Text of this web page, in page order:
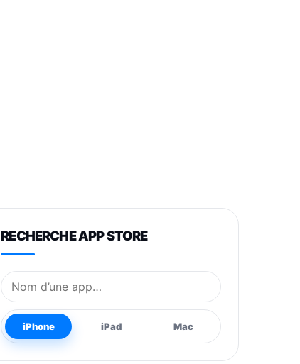
RECHERCHE APP STORE
Nom de l’application
iPhone iPad Mac